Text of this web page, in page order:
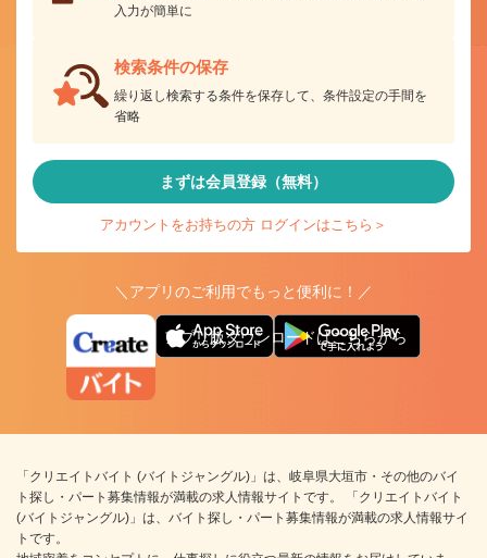
入力が簡単に
検索条件の保存
繰り返し検索する条件を保存して、条件設定の手間を
省略
まずは会員登録（無料）
アカウントをお持ちの方 ログインはこちら＞
＼アプリのご利用でもっと便利に！／
アプリ版ダウンロードはこちらから
「クリエイトバイト (バイトジャングル)」は、岐阜県大垣市・その他のバイ
ト探し・パート募集情報が満載の求人情報サイトです。 「クリエイトバイト
(バイトジャングル)」は、バイト探し・パート募集情報が満載の求人情報サイ
トです。